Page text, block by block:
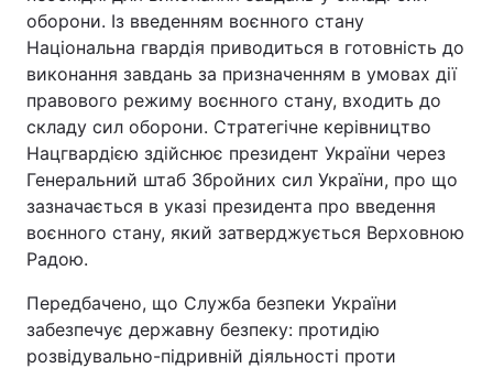
оборони. Із введенням воєнного стану
Національна гвардія приводиться в готовність до
виконання завдань за призначенням в умовах дії
правового режиму воєнного стану, входить до
складу сил оборони. Стратегічне керівництво
Нацгвардією здійснює президент України через
Генеральний штаб Збройних сил України, про що
зазначається в указі президента про введення
воєнного стану, який затверджується Верховною
Радою.
Передбачено, що Служба безпеки України
забезпечує державну безпеку: протидію
розвідувально-підривній діяльності проти